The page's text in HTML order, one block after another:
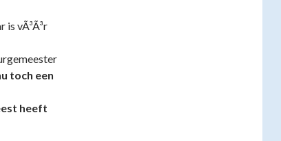
vÃ³Ã³r
toch een
heeft